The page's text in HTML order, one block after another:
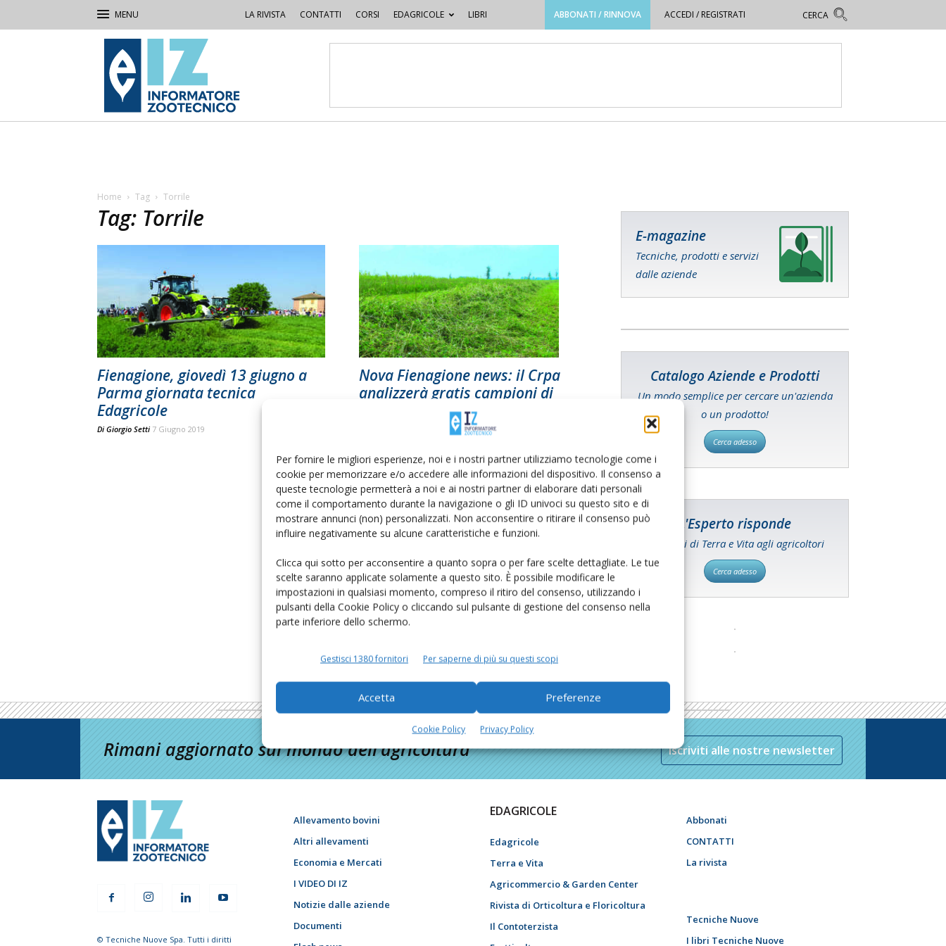
Per fornire le migliori esperienze, noi e i nostri partner utilizziamo tecnologie come i
cookie per memorizzare e/o accedere alle informazioni del dispositivo. Il consenso a
queste tecnologie permetterà a noi e ai nostri partner di elaborare dati personali
come il comportamento durante la navigazione o gli ID univoci su questo sito e di
mostrare annunci (non) personalizzati. Non acconsentire o ritirare il consenso può
influire negativamente su alcune caratteristiche e funzioni.
Clicca qui sotto per acconsentire a quanto sopra o per fare scelte dettagliate. Le tue
scelte saranno applicate solamente a questo sito. È possibile modificare le
impostazioni in qualsiasi momento, compreso il ritiro del consenso, utilizzando i
pulsanti della Cookie Policy o cliccando sul pulsante di gestione del consenso nella
parte inferiore dello schermo.
Gestisci 1380 fornitori Per saperne di più su questi scopi
Accetta Preferenze
Cookie Policy Privacy Policy
LA RIVISTA CONTATTI CORSI EDAGRICOLE LIBRI ABBONATI / RINNOVA ACCEDI / REGISTRATI
IZ
Informatore
Zootecnico
Home Tag Torrile
Tag: Torrile
Fienagione, giovedì 13 giugno a
Parma giornata tecnica
Edagricole
Di Giorgio Setti 7 Giugno 2019
Nova Fienagione news: il Crpa
analizzerà gratis campioni di
8 Aprile 2019
E-magazine
Tecniche, prodotti e servizi
dalle aziende
Catalogo Aziende e Prodotti
Un modo semplice per cercare un'azienda
o un prodotto!
Cerca adesso
L'Esperto risponde
I consigli di Terra e Vita agli agricoltori
Cerca adesso
Rimani aggiornato sul mondo dell’agricoltura Iscriviti alle nostre newsletter
© Tecniche Nuove Spa. Tutti i diritti
Allevamento bovini
Altri allevamenti
Economia e Mercati
I VIDEO DI IZ
Notizie dalle aziende
Documenti
EDAGRICOLE
Edagricole
Terra e Vita
Agricommercio & Garden Center
Rivista di Orticoltura e Floricoltura
Il Contoterzista
Abbonati
CONTATTI
La rivista
Tecniche Nuove
I libri Tecniche Nuove